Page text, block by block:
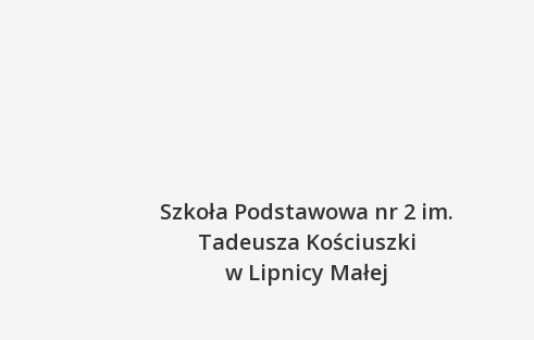
Szkoła Podstawowa nr 2 im.
Tadeusza Kościuszki
w Lipnicy Małej